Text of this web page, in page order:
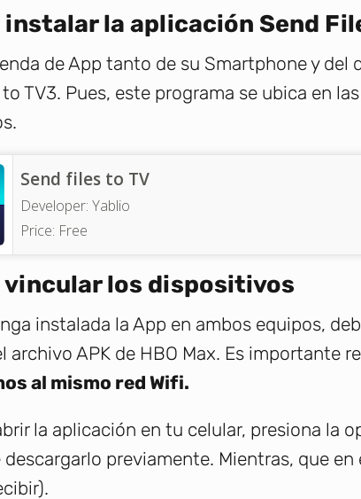
instalar la aplicación Send
de App tanto de su Smartphone y del
TV3. Pues, este programa se ubica en
Send files to TV
Developer: Yablio
Price: Free
vincular los dispositivos
instalada la App en ambos equipos,
archivo APK de HBO Max. Es importante
al mismo red Wifi.
la aplicación en tu celular, presiona la
descargarlo previamente. Mientras, que en